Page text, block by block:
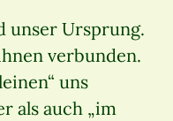
unser Ursprung.
verbunden.
uns
als auch „im